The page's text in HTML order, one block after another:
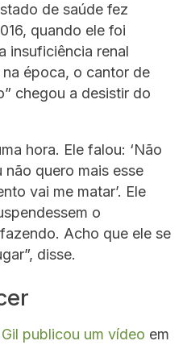
de saúde fez
quando ele foi
insuficiência renal
época, o cantor de
chegou a desistir do
hora. Ele falou: ‘Não
não quero mais esse
vai me matar’. Ele
o
Acho que ele se
disse.
publicou um vídeo em